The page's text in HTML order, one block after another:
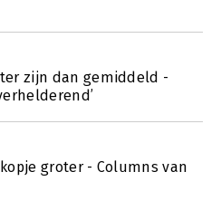
zijn dan gemiddeld -
groter - Columns van